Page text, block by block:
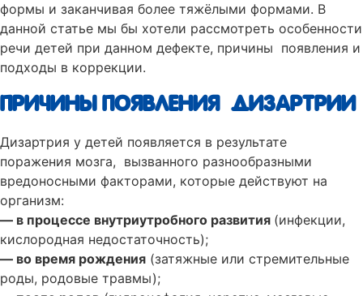
формы и заканчивая более тяжёлыми формами. В
данной статье мы бы хотели рассмотреть особенности
речи детей при данном дефекте, причины появления и
подходы в коррекции.
ПРИЧИНЫ ПОЯВЛЕНИЯ ДИЗАРТРИИ
Дизартрия у детей появляется в результате
поражения мозга, вызванного разнообразными
вредоносными факторами, которые действуют на
организм:
— в процессе внутриутробного развития (инфекции,
кислородная недостаточность);
— во время рождения (затяжные или стремительные
роды, родовые травмы);